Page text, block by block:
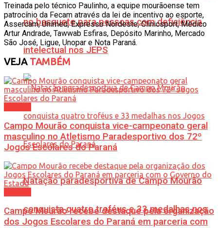
no basquete para pessoas com deficiência
intelectual nos JEPS
Natação paradesportiva de Campo Mourão
conquista quatro troféus e 33 medalhas nos
Treinada pelo técnico Paulinho, a equipe mourãoense tem
patrocínio da Fecam através da lei de incentivo ao esporte,
Assercam, Unimed, Expresso Nordeste, Clinicsport, Médico
Artur Andrade, Tawwab Esfiras, Depósito Marinho, Mercado
São José, Ligue, Unopar e Nota Paraná.
VEJATAMBÉM
Campo Mourão conquista vice-campeonato geral
masculino no Atletismo Paradesportivo dos 72º
Jogos Escolares do Paraná
Campo Mourão recebe destaque pela organização
dos Jogos Escolares do Paraná em parceria com